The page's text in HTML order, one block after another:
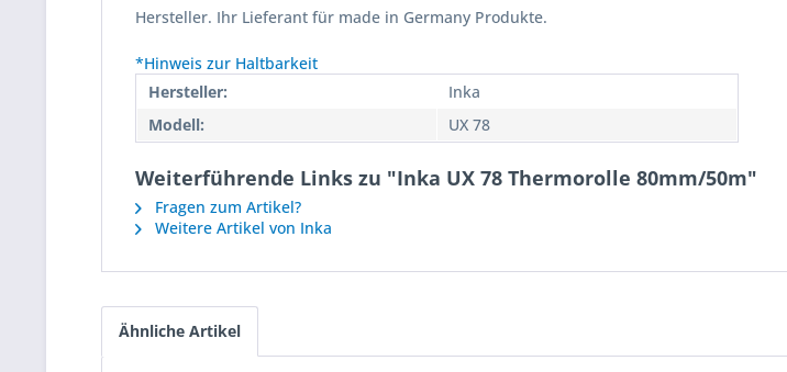
Hersteller. Ihr Lieferant für made in Germany Produkte.
*Hinweis zur Haltbarkeit
Hersteller:
Inka
Modell:
UX 78
Weiterführende Links zu "Inka UX 78 Thermorolle 80mm/50m"
Fragen zum Artikel?
Weitere Artikel von Inka
Ähnliche Artikel